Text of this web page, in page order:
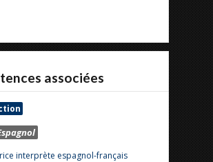
associées
interprète espagnol-français